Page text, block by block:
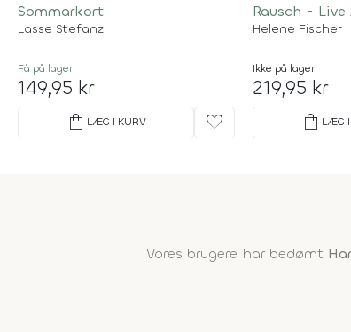
Sommarkort
Lasse Stefanz
Få på lager
149,95 kr
shopping_bag LÆG I KURV favorite
Rausch - Live
Helene Fischer
Ikke på lager
219,95 kr
shopping_bag LÆG
Vores brugere har bedømt